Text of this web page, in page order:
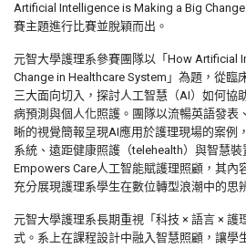
Artificial Intelligence is Making a Big
賽主題進行比賽並脫穎而出。
元智大學護理系參賽團隊以「How Artificial
Change in Healthcare System」為題，從臨
三大面向切入，探討人工智慧（AI）如何協
病預測與個人化照護。團隊以流暢英語發表
晰的視覺簡報呈現AI應用於護理現場的案例
系統、遠距健康照護（telehealth）與智慧
Empowers Care人工智能賦護理照顧，其內
充分展現護理系學生在數位轉型浪潮中的思
元智大學護理系長期重視「科技 × 語言 × 護
式。系上在課程設計中融入智慧照顧，讓學